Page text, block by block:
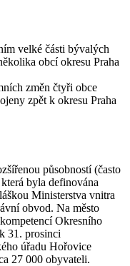
velké části bývalých
obcí okresu Praha
změn čtyři obce
zpět k okresu Praha
působností (často
byla definována
Ministerstva vnitra
obvod. Na město
Okresního
31. prosinci
úřadu Hořovice
27 000 obyvateli.